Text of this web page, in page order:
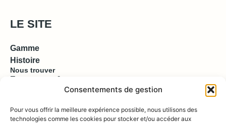
Consentements de gestion
Pour vous offrir la meilleure expérience possible, nous utilisons des
technologies comme les cookies pour stocker et/ou accéder aux
LE SITE
Gamme
Histoire
Nous trouver
Espace pro & presse
EN SAVOIR PLUS